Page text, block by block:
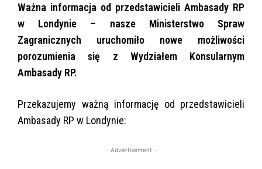
Ważna informacja od przedstawicieli Ambasady RP
w Londynie – nasze Ministerstwo Spraw
Zagranicznych uruchomiło nowe możliwości
porozumienia się z Wydziałem Konsularnym
Ambasady RP.
Przekazujemy ważną informację od przedstawicieli
Ambasady RP w Londynie:
- Advertisement -